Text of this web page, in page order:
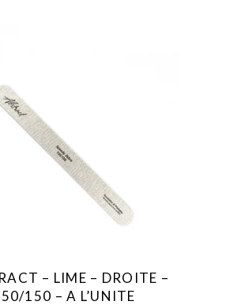
– LIME – DROITE –
150 – A L’UNITE